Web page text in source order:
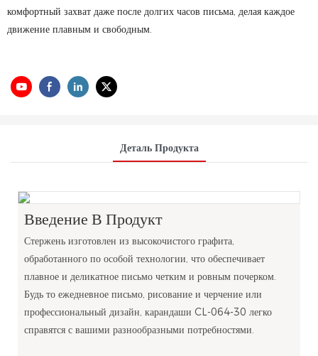
комфортный захват даже после долгих часов письма, делая каждое
движение плавным и свободным.
Деталь Продукта
Введение В Продукт
Стержень изготовлен из высокочистого графита,
обработанного по особой технологии, что обеспечивает
плавное и деликатное письмо четким и ровным почерком.
Будь то ежедневное письмо, рисование и черчение или
профессиональный дизайн, карандаши CL-064-30 легко
справятся с вашими разнообразными потребностями.